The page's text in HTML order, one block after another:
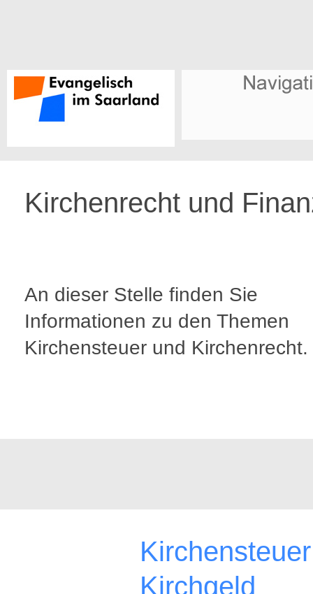
Kirchenrecht und
An dieser Stelle finden Sie
Informationen zu den Themen
Kirchensteuer und Kirchenrecht.
Kirchgeld